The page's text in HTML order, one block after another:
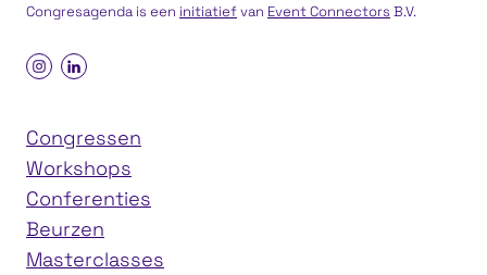
Congresagenda is een initiatiefvan Event ConnectorsB.V.
Congressen
Workshops
Conferenties
Beurzen
Masterclasses